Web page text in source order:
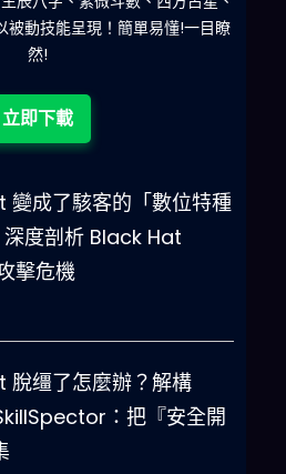
被動技能呈現！簡單易懂!一目瞭
然!
立即下載
變成了駭客的「數位特種
深度剖析 Black Hat
擊危機
脫缰了怎麼辦？解構
：把『安全開